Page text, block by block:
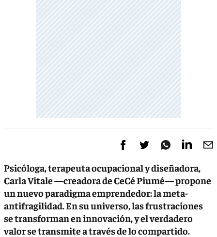
Psicóloga, terapeuta ocupacional y diseñadora,
Carla Vitale —creadora de CeCé Piumé— propone
un nuevo paradigma emprendedor: la meta-
antifragilidad. En su universo, las frustraciones
se transforman en innovación, y el verdadero
valor se transmite a través de lo compartido.